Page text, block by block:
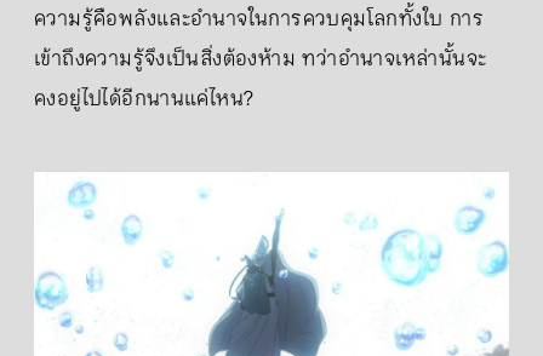
ความรู้คือพลังและอำนาจในการควบคุมโลกทั้งใบ การ
เข้าถึงความรู้จึงเป็นสิ่งต้องห้าม ทว่าอำนาจเหล่านั้นจะ
คงอยู่ไปได้อีกนานแค่ไหน?